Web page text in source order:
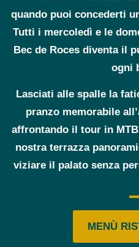
quando puoi concederti
Tutti i mercoledì e le
Bec de Roces diventa il
ogni
Lasciati alle spalle la
pranzo memorabile
affrontando il tour in
nostra terrazza
viziare il palato senza
MENÙ